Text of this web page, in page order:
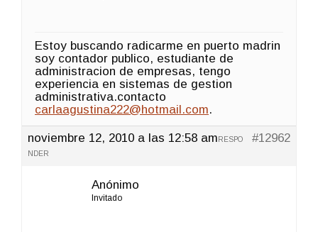
Estoy buscando radicarme en puerto madrin
soy contador publico, estudiante de
administracion de empresas, tengo
experiencia en sistemas de gestion
administrativa.contacto
carlaagustina222@hotmail.com.
noviembre 12, 2010 a las 12:58 am #12962
RESPO
NDER
Anónimo
Invitado